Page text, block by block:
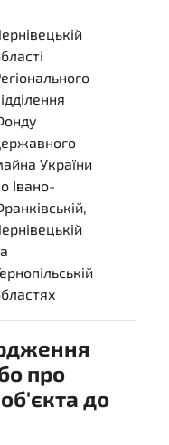
України
Івано-
про
до